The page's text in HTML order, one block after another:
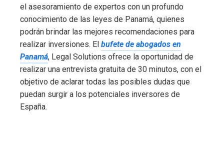
el asesoramiento de expertos con un profundo
conocimiento de las leyes de Panamá, quienes
podrán brindar las mejores recomendaciones para
realizar inversiones. El bufete de abogados en
Panamá, Legal Solutions ofrece la oportunidad de
realizar una entrevista gratuita de 30 minutos, con el
objetivo de aclarar todas las posibles dudas que
puedan surgir a los potenciales inversores de
España.